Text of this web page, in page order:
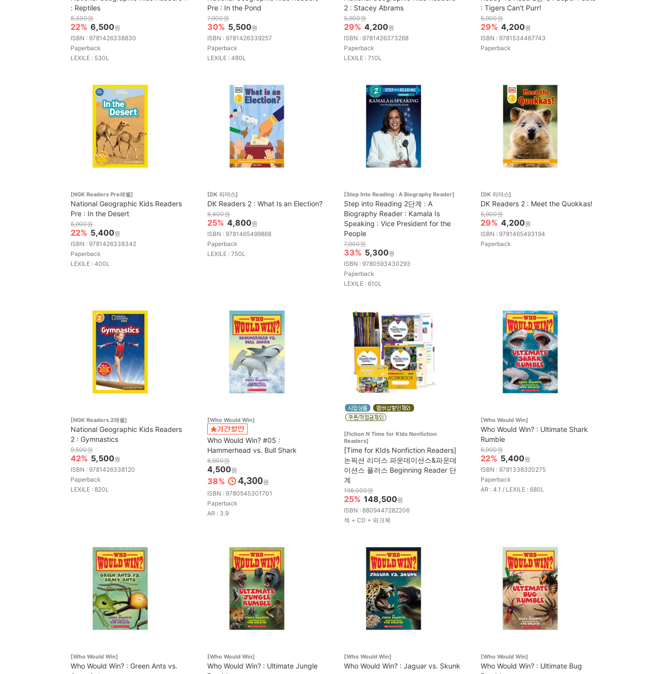
: Reptiles
8,300원
22% 6,500원
ISBN : 9781426338830
Paperback
LEXILE : 530L
Pre : In the Pond
7,900원
30% 5,500원
ISBN : 9781426339257
Paperback
LEXILE : 480L
2 : Stacey Abrams
5,900원
29% 4,200원
ISBN : 9781426373268
Paperback
LEXILE : 710L
: Tigers Can't Purr!
5,900원
29% 4,200원
ISBN : 9781534467743
Paperback
[NGK Readers Pre레벨]
National Geographic Kids Readers
Pre : In the Desert
6,900원
22% 5,400원
ISBN : 9781426338342
Paperback
LEXILE : 400L
[DK 리더스]
DK Readers 2 : What Is an Election?
6,400원
25% 4,800원
ISBN : 9781465499868
Paperback
LEXILE : 750L
[Step Into Reading : A Biography Reader]
Step into Reading 2단계 : A
Biography Reader : Kamala Is
Speaking : Vice President for the
People
7,900원
33% 5,300원
ISBN : 9780593430293
Paperback
LEXILE : 610L
[DK 리더스]
DK Readers 2 : Meet the Quokkas!
5,900원
29% 4,200원
ISBN : 9781465493194
Paperback
[NGK Readers 2레벨]
National Geographic Kids Readers
2 : Gymnastics
9,500원
42% 5,500원
ISBN : 9781426338120
Paperback
LEXILE : 820L
[Who Would Win]
Who Would Win? #05 :
Hammerhead vs. Bull Shark
6,900원
4,500원
38% 4,300원
ISBN : 9780545301701
Paperback
AR : 3.9
[Fiction N Time for KIds Nonfiction
Readers]
[Time for KIds Nonfiction Readers]
논픽션 리더스 파운데이션스&파운데
이션스 플러스 Beginning Reader 단
계
198,000원
25% 148,500원
ISBN : 8809447282206
책 + CD + 워크북
[Who Would Win]
Who Would Win? : Ultimate Shark
Rumble
6,900원
22% 5,400원
ISBN : 9781338320275
Paperback
AR : 4.1 / LEXILE : 680L
[Who Would Win]
Who Would Win? : Green Ants vs.
[Who Would Win]
Who Would Win? : Ultimate Jungle
[Who Would Win]
Who Would Win? : Jaguar vs. Skunk
[Who Would Win]
Who Would Win? : Ultimate Bug